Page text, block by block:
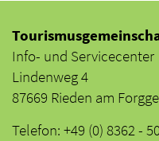
Info- und Servicecenter
Lindenweg 4
87669 Rieden am
Telefon: +49 (0) 8362 -